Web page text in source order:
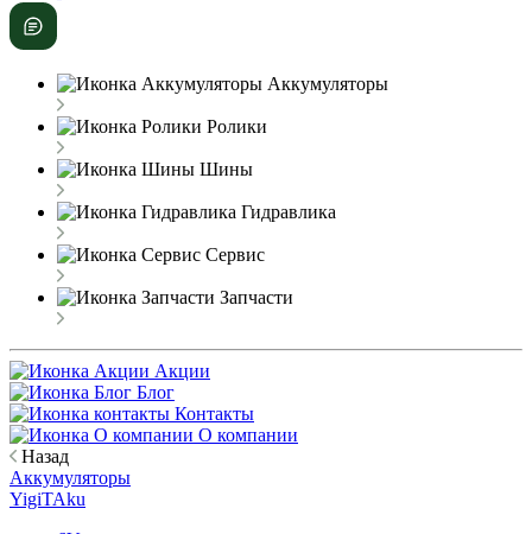
Аккумуляторы
Ролики
Шины
Гидравлика
Сервис
Запчасти
Акции
Блог
Контакты
О компании
Назад
Аккумуляторы
YigiTAku